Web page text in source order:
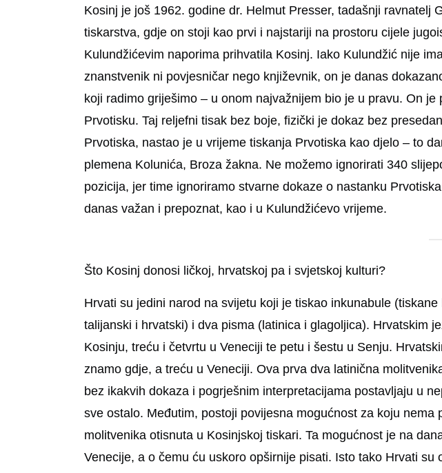
Kosinj je još 1962. godine dr. Helmut Presser, tadašnji
tiskarstva, gdje on stoji kao prvi i najstariji na prostoru cijele
Kulundžićevim naporima prihvatila Kosinj. Iako Kulundžić nije
znanstvenik ni povjesničar nego književnik, on je danas
koji radimo griješimo – u onom najvažnijem bio je u pravu. On
Prvotisku. Taj reljefni tisak bez boje, fizički je dokaz bez
Prvotiska, nastao je u vrijeme tiskanja Prvotiska kao djelo – to
plemena Kolunića, Broza žakna. Ne možemo ignorirati 340
pozicija, jer time ignoriramo stvarne dokaze o nastanku
danas važan i prepoznat, kao i u Kulundžićevo vrijeme.
Što Kosinj donosi ličkoj, hrvatskoj pa i svjetskoj kulturi?
Hrvati su jedini narod na svijetu koji je tiskao inkunabule
talijanski i hrvatski) i dva pisma (latinica i glagoljica). Hrvatskim
Kosinju, treću i četvrtu u Veneciji te petu i šestu u Senju.
znamo gdje, a treću u Veneciji. Ova prva dva latinična
bez ikakvih dokaza i pogrješnim interpretacijama postavljaju u
sve ostalo. Međutim, postoji povijesna mogućnost za koju
molitvenika otisnuta u Kosinjskoj tiskari. Ta mogućnost je na
Venecije, a o čemu ću uskoro opširnije pisati. Isto tako Hrvati